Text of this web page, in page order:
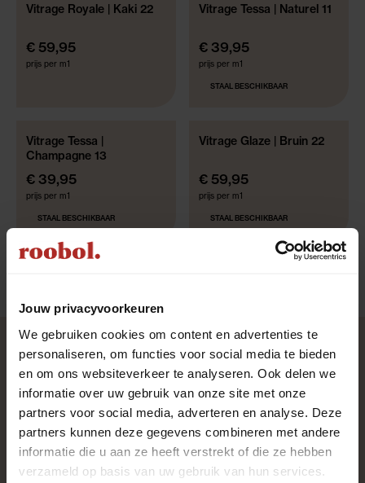
Jouw privacyvoorkeuren
We gebruiken cookies om content en advertenties te
personaliseren, om functies voor social media te bieden
en om ons websiteverkeer te analyseren. Ook delen we
informatie over uw gebruik van onze site met onze
partners voor social media, adverteren en analyse. Deze
partners kunnen deze gegevens combineren met andere
informatie die u aan ze heeft verstrekt of die ze hebben
verzameld op basis van uw gebruik van hun services.
GRATIS GEMAAKT!*
Vitrage Royale | Kaki 22
€ 59,95
prijs per m1
GRATIS GEMAAKT!*
Vitrage Tessa | Naturel 11
€ 39,95
prijs per m1
STAAL BESCHIKBAAR
GRATIS GEMAAKT!*
Vitrage Tessa |
Champagne 13
€ 39,95
prijs per m1
STAAL BESCHIKBAAR
GRATIS GEMAAKT!*
Vitrage Glaze | Bruin 22
€ 59,95
prijs per m1
STAAL BESCHIKBAAR
Uitstekend uit1983 klant reviews